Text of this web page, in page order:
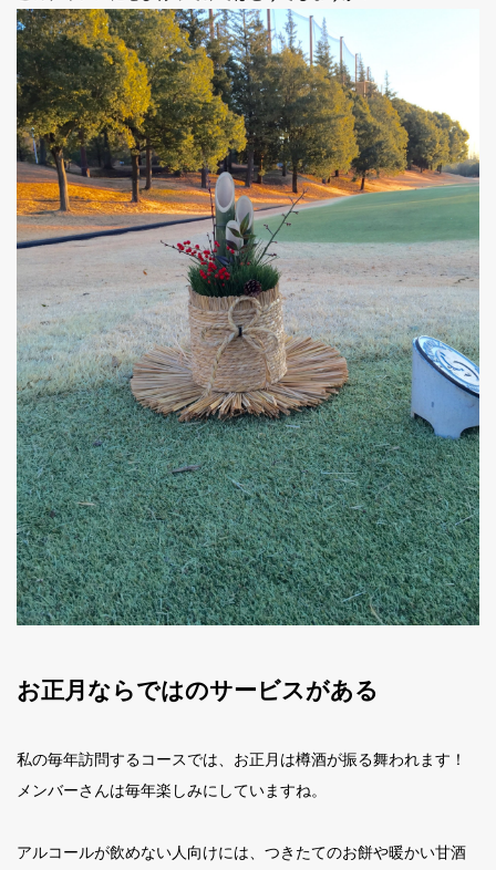
お正月ならではのサービスがある
私の毎年訪問するコースでは、お正月は樽酒が振る舞われます！
メンバーさんは毎年楽しみにしていますね。
アルコールが飲めない人向けには、つきたてのお餅や暖かい甘酒